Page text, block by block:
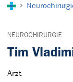
NEUROCHIRURGIE
Tim
Arzt